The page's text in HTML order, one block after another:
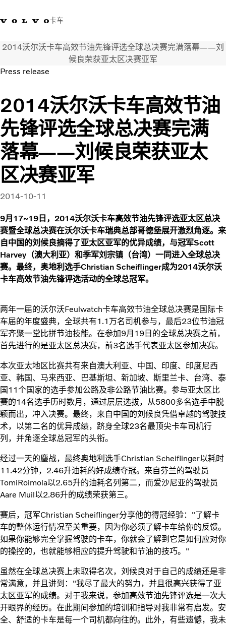
卡车
400 818 8999沃尔沃卡车商店登录查找经销商中国
卡车
服务
经销商定位
新闻和媒体
关于我们
联系我们
2014沃尔沃卡车高效节油先锋评选全球总决赛完满落幕——刘
候良荣获亚太区决赛亚军
Press release
2014沃尔沃卡车高效节油
先锋评选全球总决赛完满
落幕——刘候良荣获亚太
区决赛亚军
2014-10-11
9月17~19日，2014沃尔沃卡车高效节油先锋评选亚太区总决
赛暨全球总决赛在沃尔沃卡车瑞典总部哥德堡展开激烈角逐。来
自中国的刘候良摘得了亚太区亚军的优异成绩，与冠军Scott
Harvey（澳大利亚）和季军刘宗镇（台湾）一同进入全球总决
赛。最终，奥地利选手Christian Scheiflinger成为2014沃尔沃
卡车高效节油先锋评选活动的全球总冠军。
两年一届的沃尔沃Feulwatch卡车高效节油全球总决赛是国际卡
车届的年度盛典，全球共有1.1万名司机参与，最后23位节油冠
军齐聚一堂比拼节油技能。在参加9月19日的全球总决赛之前，
首先进行的是亚太区总决赛，前3名选手代表亚太区参加决赛。
本次亚太地区比赛共有来自澳大利亚、中国、印度、印度尼西
亚、韩国、马来西亚、巴基斯坦、新加坡、斯里兰卡、台湾、泰
国11个国家的选手参加公路及非公路节油比赛。参与亚太区比
赛的14名选手历时数月，通过层层选拔，从5800多名选手中脱
颖而出，冲入决赛。最终，来自中国的刘候良凭借卓越的驾驶技
术，以第二名的优异成绩，跻身全球23名最顶尖卡车司机行
列，并角逐全球总冠军的头衔。
经过一天的鏖战，最终奥地利选手Christian Scheiflinger以耗时
11.42分钟，2.46升油耗的好成绩夺冠。来自芬兰的驾驶员
TomiRoimola以2.65升的油耗名列第二，而爱沙尼亚的驾驶员
Aare Muil以2.86升的成绩荣获第三。
赛后，冠军Christian Scheiflinger分享他的得冠经验："了解卡
车的整体运行情况至关重要，因为你必须了解卡车给你的反馈。
如果你能够完全掌握驾驶的卡车，你就会了解到它是如何应对你
的操控的，也就能够相应的提升驾驶和节油的技巧。"
虽然在全球总决赛上未取得名次，刘候良对于自己的成绩还是非
常满意，并且讲到："我尽了最大的努力，并且很高兴获得了亚
太区亚军的成绩。对于我来说，参加高效节油先锋评选是一次大
开眼界的经历。在此期间参加的培训和指导对我非常有启发。安
全、舒适的卡车是每一个司机都向往的。此外，有些遗憾，我未